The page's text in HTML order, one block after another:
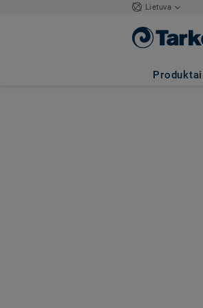
Lietuva
Produktai